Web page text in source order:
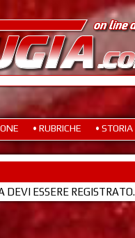
• RUBRICHE • STORIA
DEVI ESSERE REGISTRATO.